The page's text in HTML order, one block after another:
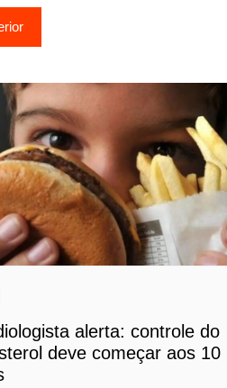
alerta: controle do
deve começar aos 10